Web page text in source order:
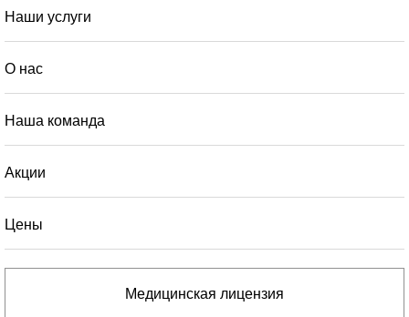
Наши услуги
О нас
Наша команда
Акции
Цены
Медицинская лицензия